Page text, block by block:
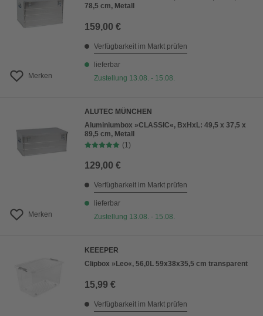
Merken
78,5 cm, Metall
159,00 €
Verfügbarkeit im Markt prüfen
lieferbar
Zustellung 13.08. - 15.08.
Merken
ALUTEC MÜNCHEN
Aluminiumbox »CLASSIC«, BxHxL: 49,5 x 37,5 x
89,5 cm, Metall
(1)
129,00 €
Verfügbarkeit im Markt prüfen
lieferbar
Zustellung 13.08. - 15.08.
KEEEPER
Clipbox »Leo«, 56,0L 59x38x35,5 cm transparent
15,99 €
Verfügbarkeit im Markt prüfen